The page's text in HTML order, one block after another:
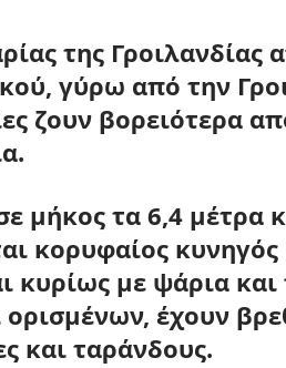
της Γροιλανδίας
γύρω από την
ζουν βορειότερα
μήκος τα 6,4 μέτρα
κορυφαίος
κυρίως με ψάρια
ορισμένων, έχουν
και ταράνδους.